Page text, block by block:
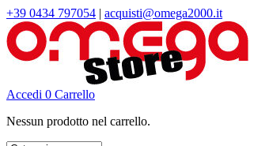
+39 0434 797054 | acquisti@omega2000.it
Accedi 0 Carrello
Nessun prodotto nel carrello.